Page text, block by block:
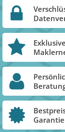
Garantie